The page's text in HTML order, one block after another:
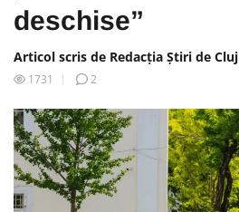
deschise”
Articol scris de Redacția Știri de Cluj
1731
2